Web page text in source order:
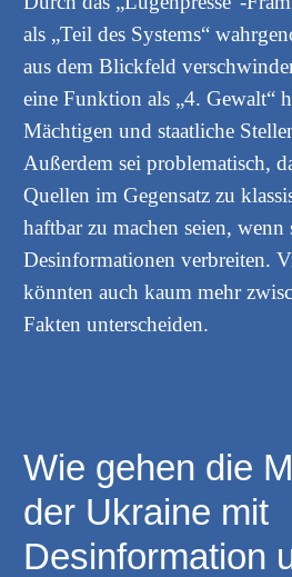
als „Teil des Systems“
aus dem Blickfeld
eine Funktion als „4. Gewalt“
Mächtigen und staatliche
Außerdem sei problematisch,
Quellen im Gegensatz zu
haftbar zu machen seien, wenn
Desinformationen verbreiten.
könnten auch kaum mehr
Fakten unterscheiden.
Wie gehen die
der Ukraine mit
Desinformation